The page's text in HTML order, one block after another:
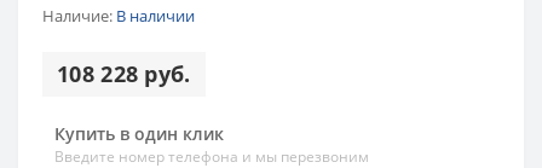
Наличие: В наличии
108 228 руб.
Купить в один клик
Введите номер телефона и мы перезвоним